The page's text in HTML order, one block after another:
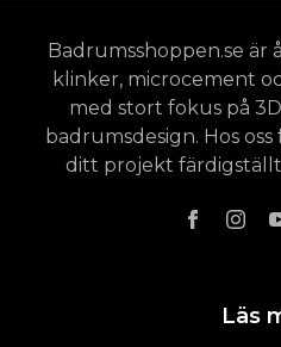
Badrumsshoppen.se är
klinker, microcement
med stort fokus på
badrumsdesign. Hos
ditt projekt
Läs